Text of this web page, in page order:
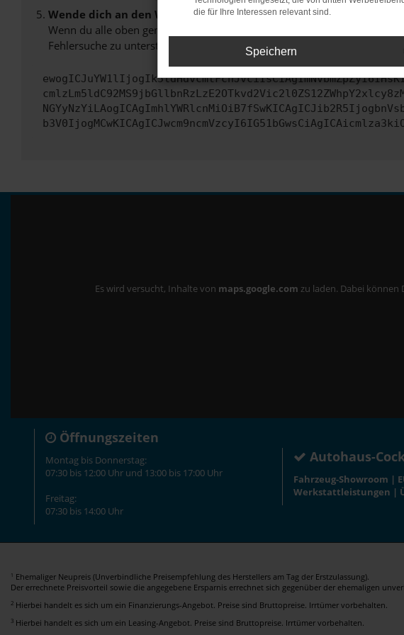
Wende dich an den Webseitenbetreiber.
Wenn du alle oben genannten Schritte versucht hast, kontaktiere uns
Fehlersuche zu unterstützen:
Es wird versucht, Inhalte von maps.google.com zu laden. Dabei
Öffnungszeiten
Montag bis Donnerstag:
07:30 bis 12:00 Uhr und 13:00 bis 17:00 Uhr
Freitag:
07:30 bis 14:00 Uhr
Autohaus-
Fahrzeug-Showroom |
Werkstattleistungen |
1 Ehemaliger Neupreis (Unverbindliche Preisempfehlung des Herstellers am Tag der Erstzulassung).
Der errechnete Preisvorteil sowie die angegebene Ersparnis errechnet sich gegenüber der ehemaligen
2 Hierbei handelt es sich um ein Finanzierungs-Angebot. Preise sind Bruttopreise. Irrtümer vorbehalten.
3 Hierbei handelt es sich um ein Leasing-Angebot. Preise sind Bruttopreise. Irrtümer vorbehalten.
die für Ihre Interessen relevant sind.
Speichern